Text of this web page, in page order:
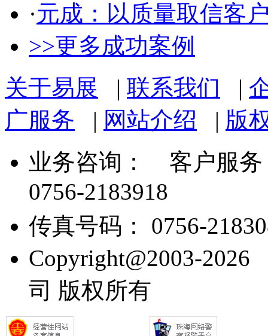
·元成：以质量取信客
>>更多成功案例
关于易展 | 联系我们 |
广服务 | 网站介绍 | 版
业务咨询：
客户服务
0756-2183918
传真号码： 0756-
Copyright@2003-
司 版权所有